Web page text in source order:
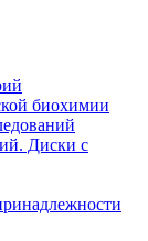
биохимии
Диски с